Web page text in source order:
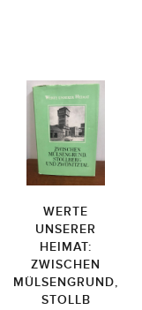
WERTE
UNSERER
HEIMAT:
ZWISCHEN
MÜLSENGRUND,
STOLLB